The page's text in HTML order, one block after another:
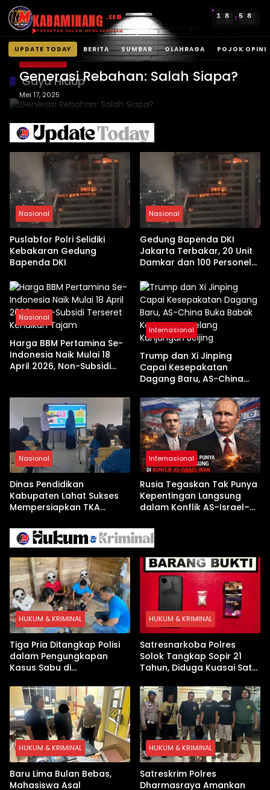
KABAMINANG .com
TERDEPAN DALAM MENGABARKAN
1 8 : 5 8
UPDATE TODAY BERITA SUMBAR OLAHRAGA POJOK OPINI
Langsung
konten
Gaya Hidup
POJOK OPINI
Generasi Rebahan: Salah Siapa?
Mei 17, 2025
Nasional
Puslabfor Polri Selidiki
Kebakaran Gedung
Bapenda DKI
Nasional
Gedung Bapenda DKI
Jakarta Terbakar, 20 Unit
Damkar dan 100 Personel
Nasional
Harga BBM Pertamina Se-
Indonesia Naik Mulai 18
April 2026, Non-Subsidi
Internasional
Trump dan Xi Jinping
Capai Kesepakatan
Dagang Baru, AS-China
Jelang Kunjungan Beijing
Nasional
Dinas Pendidikan
Kabupaten Lahat Sukses
Mempersiapkan TKA
Pembekalan Latihan Soal
Tanpa Internet
Internasional
Rusia Tegaskan Tak Punya
Kepentingan Langsung
dalam Konflik AS–Israel–
HUKUM & KRIMINAL
Tiga Pria Ditangkap Polisi
dalam Pengungkapan
Kasus Sabu di
Digital hingga Bong Disita
HUKUM & KRIMINAL
Satresnarkoba Polres
Solok Tangkap Sopir 21
Tahun, Diduga Kuasai Satu
HUKUM & KRIMINAL
Baru Lima Bulan Bebas,
Mahasiswa Asal
HUKUM & KRIMINAL
Satreskrim Polres
Dharmasraya Amankan